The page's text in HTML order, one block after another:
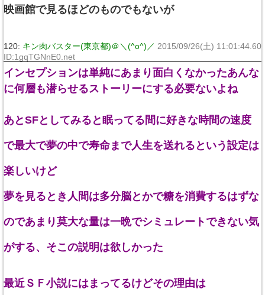
映画館で見るほどのものでもないが
120: キン肉バスター(東京都)＠＼(^o^)／ 2015/09/26(土) 11:01:44.60
ID:1gqTGNnE0.net
インセプションは単純にあまり面白くなかったあんな
に何層も潜らせるストーリーにする必要ないよね
あとSFとしてみると眠ってる間に好きな時間の速度
で最大で夢の中で寿命まで人生を送れるという設定は
楽しいけど
夢を見るとき人間は多分脳とかで糖を消費するはずな
のであまり莫大な量は一晩でシミュレートできない気
がする、そこの説明は欲しかった
最近ＳＦ小説にはまってるけどその理由は